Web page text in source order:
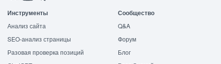
Инструменты
Анализ сайта
SEO-анализ страницы
Разовая проверка позиций
Сообщество
Q&A
Форум
Блог